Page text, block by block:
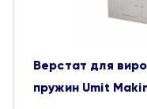
Верстат для
пружин Umit